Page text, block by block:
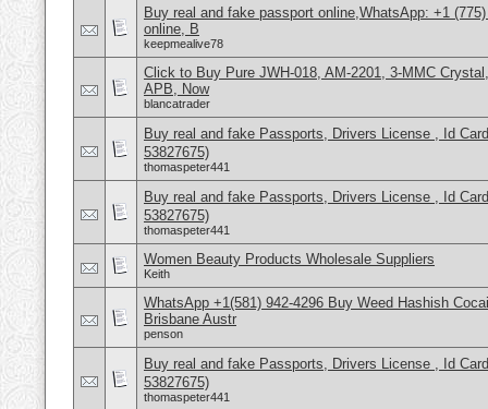
Buy real and fake passport online,WhatsApp: +1
online, B
keepmealive78
Click to Buy Pure JWH-018, AM-2201, 3-MMC
APB, Now
blancatrader
Buy real and fake Passports, Drivers License , Id
53827675)
thomaspeter441
Buy real and fake Passports, Drivers License , Id
53827675)
thomaspeter441
Women Beauty Products Wholesale Suppliers
Keith
WhatsApp +1(581) 942-4296 Buy Weed Hashish
Brisbane Austr
penson
Buy real and fake Passports, Drivers License , Id
53827675)
thomaspeter441